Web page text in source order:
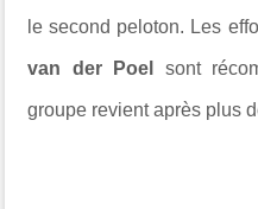
le second peloton. Les
van der Poel sont
groupe revient après plus